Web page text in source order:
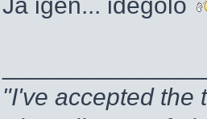
"I've accepted the